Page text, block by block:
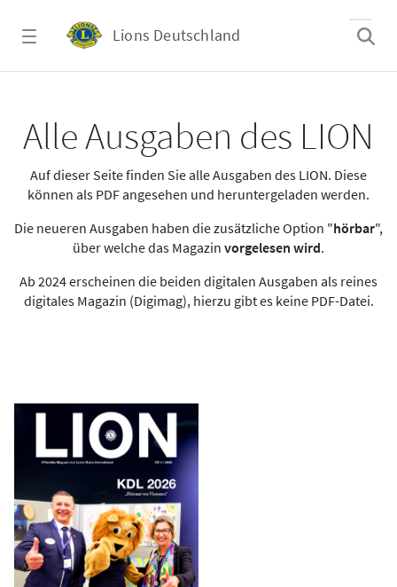
Lions Deutschland
Alle Ausgaben des LION
Auf dieser Seite finden Sie alle Ausgaben des LION. Diese
können als PDF angesehen und heruntergeladen werden.
Die neueren Ausgaben haben die zusätzliche Option "hörbar",
über welche das Magazin vorgelesen wird.
Ab 2024 erscheinen die beiden digitalen Ausgaben als reines
digitales Magazin (Digimag), hierzu gibt es keine PDF-Datei.